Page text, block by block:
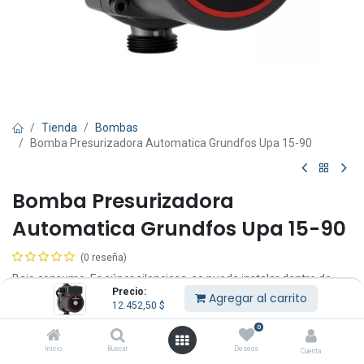
Precio:
12.452,50 $ Agregar al carrito
Inicio Buscar
0
Deseos Cuenta
Tienda
Bombas
Bomba Presurizadora Automatica Grundfos Upa 15-90
Bomba Presurizadora
Automatica Grundfos Upa 15-90
(0 reseña)
Bajo consumo. Es súper silenciosa, se puede instalar dentro de
baños, cocinas, etc. Su instalación es fácil, ideal para baños y
cocinas con poca presión. Aumenta 1 Kg/Cm2 la presión existente
de la cañería, es completamente automática. Es ideal para
calentadores solares ya que soporta hasta 95 °C.